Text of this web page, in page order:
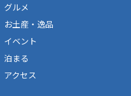
グルメ
お土産・逸品
イベント
泊まる
アクセス